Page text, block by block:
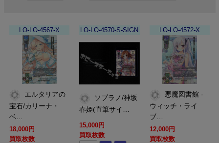
LO-LO-4567-X
宝石/カリーナ・
ベ…
18,000円
買取枚数
LO-LO-4570-S-SIGN
春姫(直筆サイ…
15,000円
買取枚数
LO-LO-4572-X
ウィッチ・ライ
ブ…
12,000円
買取枚数